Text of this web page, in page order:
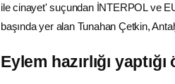
ile cinayet' suçundan İNTERPOLve
başında yer alan Tunahan Çetkin,
Eylem hazırlığı